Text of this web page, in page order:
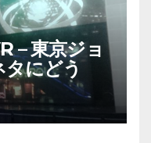
– 東京ジョ
にどう